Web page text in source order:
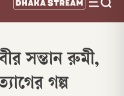
সন্তান রুমী,
গল্প